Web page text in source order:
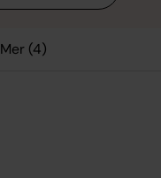
Mer (4)